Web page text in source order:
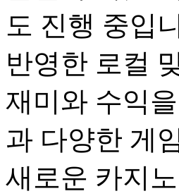
도 진행 중입
반영한 로컬
재미와 수익
과 다양한 게
새로운 카지